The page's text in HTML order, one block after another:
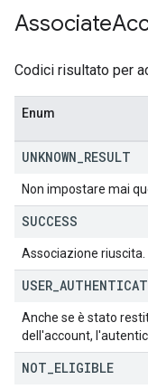
Associate
Codici risultato per
Enum
UNKNOWN RESULT
Non impostare mai
SUCCESS
Associazione riuscita.
USER
Anche se è stato
dell'account,
NOT ELIGIBLE